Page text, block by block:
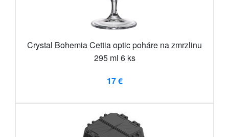
Crystal Bohemia Cettia optic poháre na zmrzlinu
295 ml 6 ks
17 €